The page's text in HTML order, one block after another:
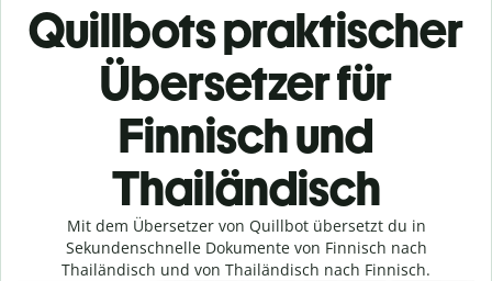
Quillbots praktischer
Übersetzer für
Finnisch und
Thailändisch
Mit dem Übersetzer von Quillbot übersetzt du in
Sekundenschnelle Dokumente von Finnisch nach
Thailändisch und von Thailändisch nach Finnisch.